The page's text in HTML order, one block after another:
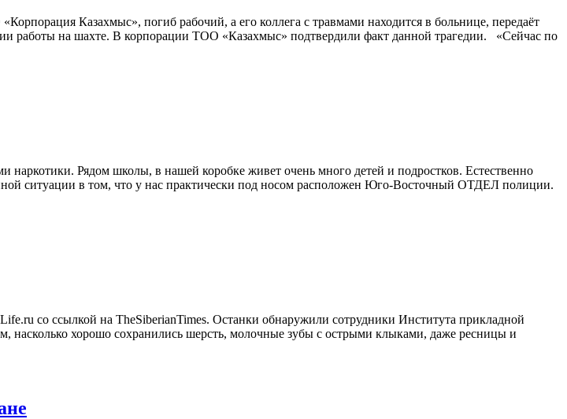
Казахмыс», погиб рабочий, а его коллега с травмами находится в больнице, передаёт
работы на шахте. В корпорации ТОО «Казахмыс» подтвердили факт данной трагедии. «Сейчас по
Рядом школы, в нашей коробке живет очень много детей и подростков. Естественно
ситуации в том, что у нас практически под носом расположен Юго-Восточный ОТДЕЛ полиции.
со ссылкой на TheSiberianTimes. Останки обнаружили сотрудники Института прикладной
насколько хорошо сохранились шерсть, молочные зубы с острыми клыками, даже ресницы и